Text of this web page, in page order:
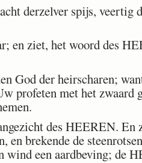
derzelver spijs, veertig
en ziet, het woord des
God der heirscharen;
profeten met het zwaard
des HEEREN.
en brekende de
wind een aardbeving; de